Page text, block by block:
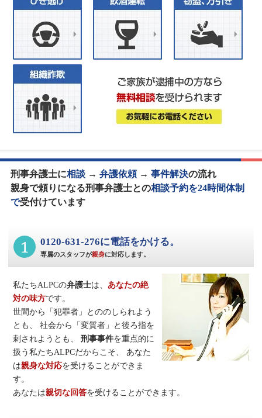
刑事弁護士に相談→ 弁護依頼 → 事件解決の流れ
親身で頼りになる刑事弁護士との相談予約を24時間体制
で受付けています
1 0120-631-276に電話をかける。
専属のスタッフが親身に対応します。
私たちALPCの弁護士は、あなたの絶
対の味方です。
世間から「犯罪者」とののしられよう
とも、
社会から「変質者」と後ろ指を
刺されようとも、
刑事事件を重点的に
扱う私たちALPCだからこそ、
あなた
は親身な対応を受けることができま
す。
あなたは親切な回答を受けることができます。